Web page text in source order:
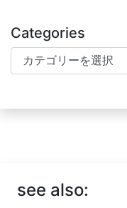
Categories
Categories
see also: